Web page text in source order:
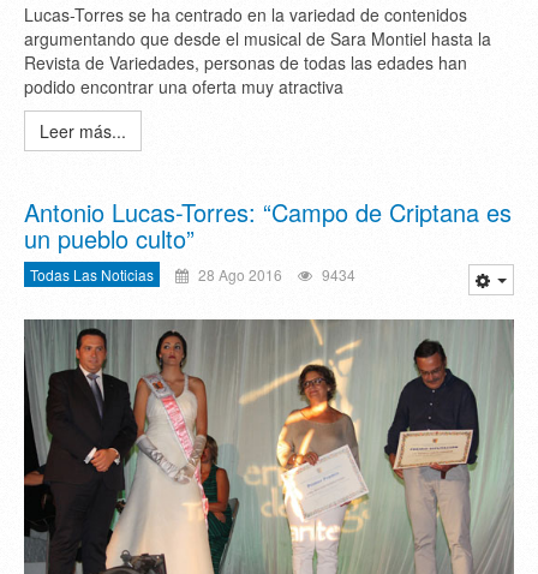
Lucas-Torres se ha centrado en la variedad de contenidos
argumentando que desde el musical de Sara Montiel hasta la
Revista de Variedades, personas de todas las edades han
podido encontrar una oferta muy atractiva
Leer más...
Antonio Lucas-Torres: “Campo de Criptana es
un pueblo culto”
Todas Las Noticias 28 Ago 2016 9434